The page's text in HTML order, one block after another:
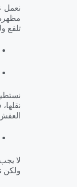
نعمل
تلفع
لا
ولكن